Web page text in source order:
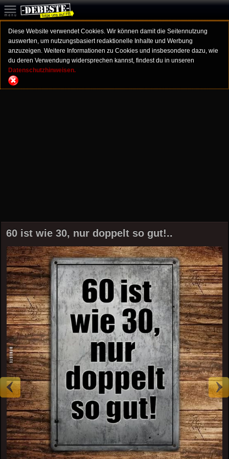
Diese Website verwendet Cookies. Wir können damit die Seitennutzung
auswerten, um nutzungsbasiert redaktionelle Inhalte und Werbung
anzuzeigen. Weitere Informationen zu Cookies und insbesondere dazu, wie
du deren Verwendung widersprechen kannst, findest du in unseren
Datenschutzhinweisen.
60 ist wie 30, nur doppelt so gut!..